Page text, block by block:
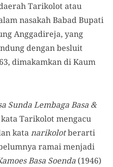
Tarikolot atau
nasakah Babad Bupati
Anggadireja, yang
dengan besluit
dimakamkan di Kaum
Sunda Lembaga Basa &
kata Tarikolot mengacu
katanarikolotberarti
ramai menjadi
Basa Soenda (1946)